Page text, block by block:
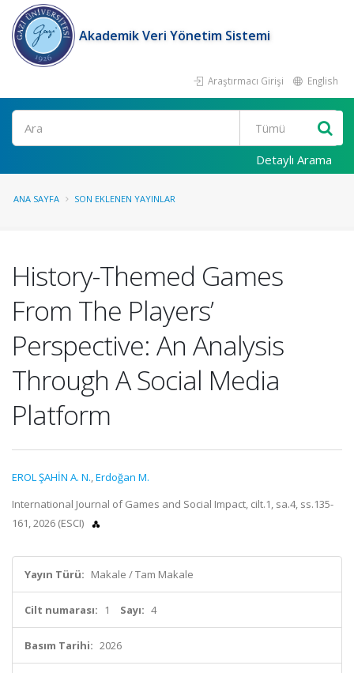
Akademik Veri Yönetim Sistemi
Araştırmacı Girişi English
Ara
Detaylı Arama
ANA SAYFA SON EKLENEN YAYINLAR
History-Themed Games
From The Players’
Perspective: An Analysis
Through A Social Media
Platform
EROL ŞAHİN A. N.,Erdoğan M.
International Journal of Games and Social Impact, cilt.1, sa.4, ss.135-
161, 2026 (ESCI)
Yayın Türü: Makale / Tam Makale
Cilt numarası: 1 Sayı: 4
Basım Tarihi: 2026